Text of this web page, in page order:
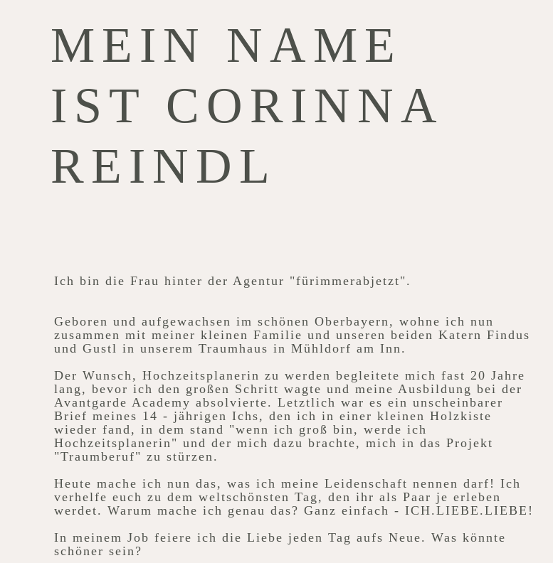
MEIN NAME
IST CORINNA
REINDL
Ich bin die Frau hinter der Agentur "fürimmerabjetzt".
Geboren und aufgewachsen im schönen Oberbayern, wohne ich nun
zusammen mit meiner kleinen Familie und unseren beiden Katern Findus
und Gustl in unserem Traumhaus in Mühldorf am Inn.
Der Wunsch, Hochzeitsplanerin zu werden begleitete mich fast 20 Jahre
lang, bevor ich den großen Schritt wagte und meine Ausbildung bei der
Avantgarde Academy absolvierte. Letztlich war es ein unscheinbarer
Brief meines 14 - jährigen Ichs, den ich in einer kleinen Holzkiste
wieder fand, in dem stand "wenn ich groß bin, werde ich
Hochzeitsplanerin" und der mich dazu brachte, mich in das Projekt
"Traumberuf" zu stürzen.
Heute mache ich nun das, was ich meine Leidenschaft nennen darf! Ich
verhelfe euch zu dem weltschönsten Tag, den ihr als Paar je erleben
werdet. Warum mache ich genau das? Ganz einfach - ICH.LIEBE.LIEBE!
In meinem Job feiere ich die Liebe jeden Tag aufs Neue. Was könnte
schöner sein?